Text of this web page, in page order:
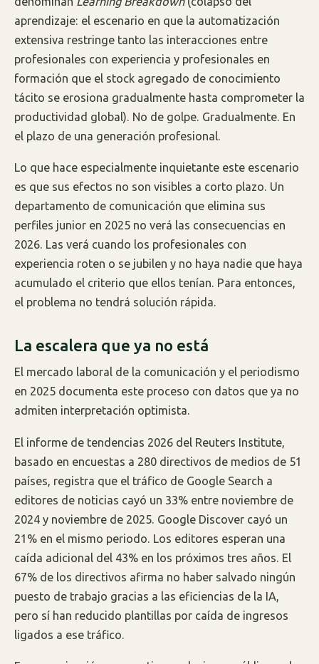
aprendizaje: el escenario en que la automatización
extensiva restringe tanto las interacciones entre
profesionales con experiencia y profesionales en
formación que el stock agregado de conocimiento
tácito se erosiona gradualmente hasta comprometer la
productividad global). No de golpe. Gradualmente. En
el plazo de una generación profesional.
Lo que hace especialmente inquietante este escenario
es que sus efectos no son visibles a corto plazo. Un
departamento de comunicación que elimina sus
perfiles junior en 2025 no verá las consecuencias en
2026. Las verá cuando los profesionales con
experiencia roten o se jubilen y no haya nadie que haya
acumulado el criterio que ellos tenían. Para entonces,
el problema no tendrá solución rápida.
La escalera que ya no está
El mercado laboral de la comunicación y el periodismo
en 2025 documenta este proceso con datos que ya no
admiten interpretación optimista.
El informe de tendencias 2026 del Reuters Institute,
basado en encuestas a 280 directivos de medios de 51
países, registra que el tráfico de Google Search a
editores de noticias cayó un 33% entre noviembre de
2024 y noviembre de 2025. Google Discover cayó un
21% en el mismo periodo. Los editores esperan una
caída adicional del 43% en los próximos tres años. El
67% de los directivos afirma no haber salvado ningún
puesto de trabajo gracias a las eficiencias de la IA,
pero sí han reducido plantillas por caída de ingresos
ligados a ese tráfico.